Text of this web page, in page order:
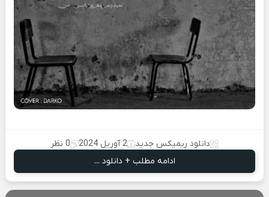
دانلود ریمیکس جدید 2 آوریل 2024
0 نظر
ادامه مطلب + دانلود ...